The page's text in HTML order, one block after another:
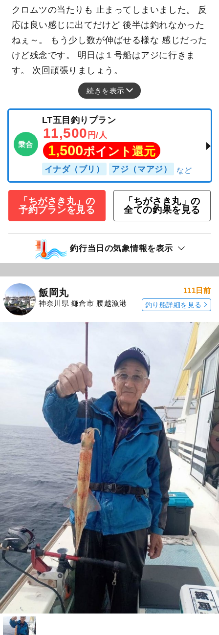
クロムツの当たりも 止まってしまいました。 反
応は良い感じに出てだけど 後半は釣れなかった
ねぇ～。 もう少し数が伸ばせる様な 感じだった
けど残念です。 明日は１号船はアジに行きま
す。 次回頑張りましょう。
続きを表示
乗合
LT五目釣りプラン
11,500 円/人
1,500ポイント還元
イナダ（ブリ） アジ（マアジ）
「ちがさき丸」の
予約プランを見る
「ちがさき丸」の
全ての釣果を見る
釣行当日の気象情報を表示
飯岡丸
神奈川県 鎌倉市 腰越漁港
111日前
釣り船詳細を見る